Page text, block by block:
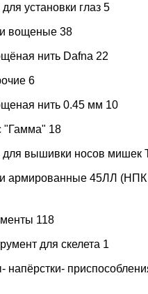
для установки глаз 5
вощеные 38
нить Dafna 22
6
нить 0.45 мм 10
"Гамма" 18
для вышивки носов мишек
армированные 45ЛЛ
118
для скелета 1
напёрстки-